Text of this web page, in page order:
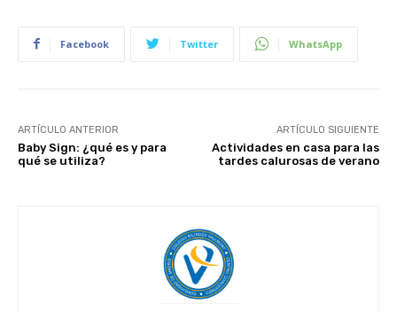
Facebook Twitter WhatsApp
ARTÍCULO ANTERIOR
Baby Sign: ¿qué es y para
qué se utiliza?
ARTÍCULO SIGUIENTE
Actividades en casa para las
tardes calurosas de verano